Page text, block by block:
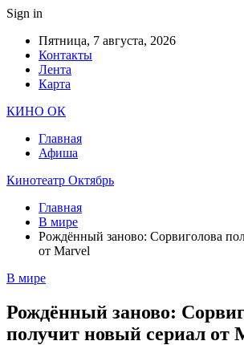
Sign in
Пятница, 7 августа, 2026
Контакты
Лента
Карта
КИНО ОК
Главная
Афиша
Кинотеатр Октябрь
Главная
В мире
Рождённый заново: Сорвиголова
от Marvel
В мире
Рождённый заново:
получит новый сериал от